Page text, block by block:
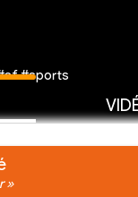
#sports
»